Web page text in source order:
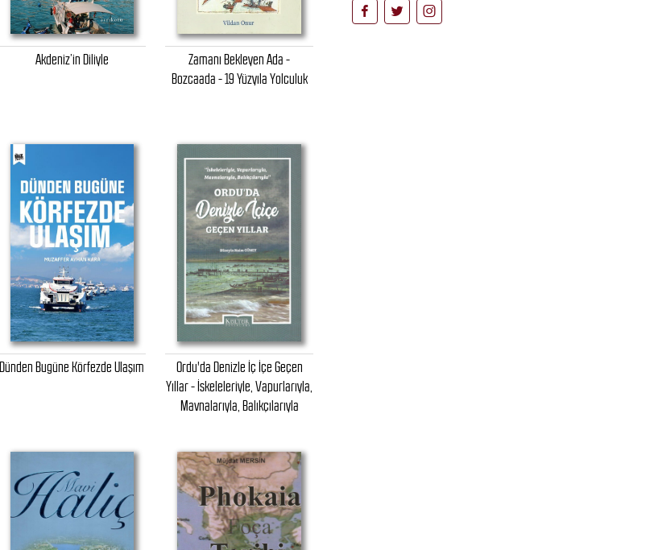
Akdeniz’in Diliyle
Zamanı Bekleyen Ada -
Bozcaada - 19 Yüzyıla Yolculuk
Dünden Bugüne Körfezde Ulaşım
Ordu'da Denizle İç İçe Geçen
Yıllar - İskeleleriyle, Vapurlarıyla,
Mavnalarıyla, Balıkçılarıyla